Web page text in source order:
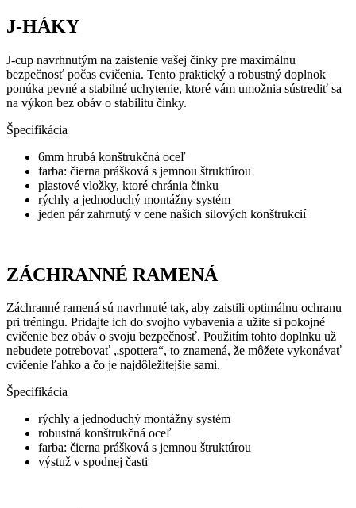
J-HÁKY
J-cup navrhnutým na zaistenie vašej činky pre maximálnu
bezpečnosť počas cvičenia. Tento praktický a robustný doplnok
ponúka pevné a stabilné uchytenie, ktoré vám umožnia sústrediť sa
na výkon bez obáv o stabilitu činky.
Špecifikácia
6mm hrubá konštrukčná oceľ
farba: čierna prášková s jemnou štruktúrou
plastové vložky, ktoré chránia činku
rýchly a jednoduchý montážny systém
jeden pár zahrnutý v cene našich silových konštrukcií
ZÁCHRANNÉ RAMENÁ
Záchranné ramená sú navrhnuté tak, aby zaistili optimálnu ochranu
pri tréningu. Pridajte ich do svojho vybavenia a užite si pokojné
cvičenie bez obáv o svoju bezpečnosť. Použitím tohto doplnku už
nebudete potrebovať „spottera“, to znamená, že môžete vykonávať
cvičenie ľahko a čo je najdôležitejšie sami.
Špecifikácia
rýchly a jednoduchý montážny systém
robustná konštrukčná oceľ
farba: čierna prášková s jemnou štruktúrou
výstuž v spodnej časti